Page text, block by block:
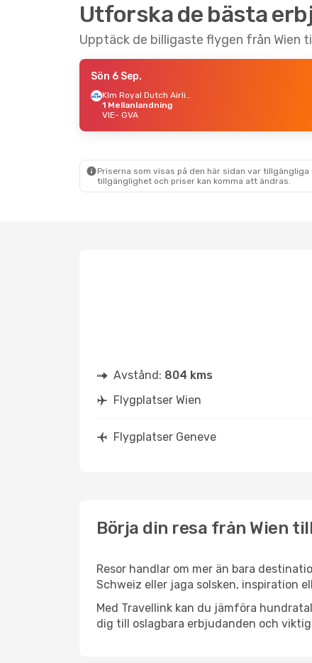
Utforska de bästa
Upptäck de billigaste flygen från Wien
Sön 6 Sep.
Klm Royal Dutch Airlines
1 Mellanlandning
VIE- GVA
Priserna som visas på den här sidan var
tillgänglighet och priser kan komma att ändras.
Avstånd: 804 kms
Flygplatser Wien
Flygplatser Geneve
Börja din resa från Wien
Resor handlar om mer än bara
Schweiz eller jaga solsken, inspiration
Med Travellink kan du jämföra
dig till oslagbara erbjudanden och